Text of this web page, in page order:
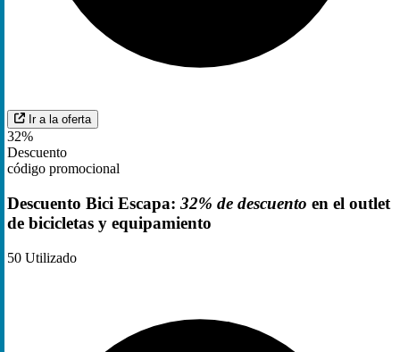
Ir a la oferta
32%
Descuento
código promocional
Descuento Bici Escapa: 32% de descuento en el outlet
de bicicletas y equipamiento
50 Utilizado